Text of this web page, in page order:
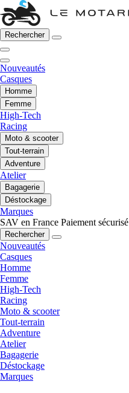
Rechercher
Nouveautés
Casques
Homme
Femme
High-Tech
Racing
Moto & scooter
Tout-terrain
Adventure
Atelier
Bagagerie
Déstockage
Marques
SAV en France Paiement sécurisé
Rechercher
Nouveautés
Casques
Homme
Femme
High-Tech
Racing
Moto & scooter
Tout-terrain
Adventure
Atelier
Bagagerie
Déstockage
Marques